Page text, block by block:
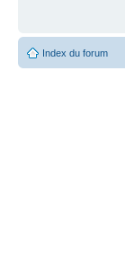
Index du forum